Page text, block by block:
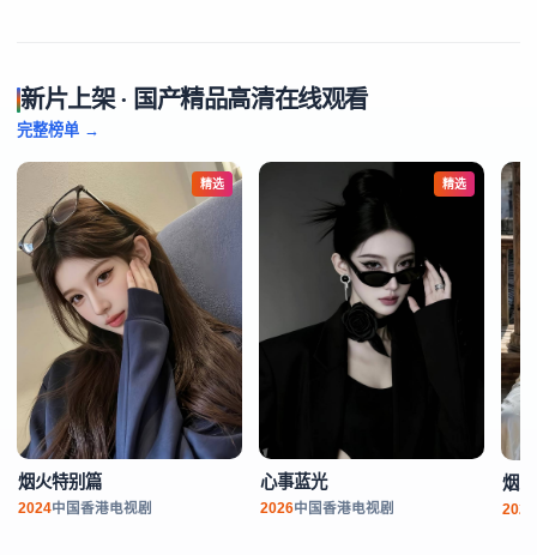
新片上架 · 国产精品高清在线观看
完整榜单 →
精选
烟火特别篇
2024中国香港电视剧
精选
心事蓝光
2026中国香港电视剧
烟火
2024